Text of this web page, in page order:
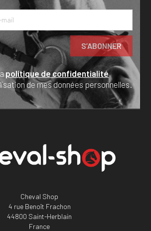
politique de confidentialité
de mes données personnelles.
Cheval Shop
4 rue Benoît Frachon
44800 Saint-Herblain
France